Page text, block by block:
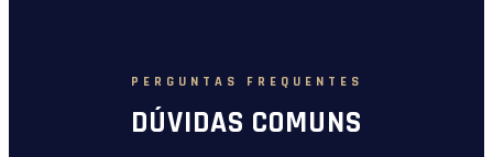
PERGUNTAS FREQUENTES
DÚVIDAS COMUNS